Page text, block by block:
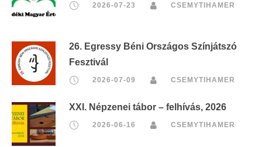
2026-07-23 CSEMYTIHAMER
26. Egressy Béni Országos Színjátszó
Fesztivál
2026-07-09 CSEMYTIHAMER
XXI. Népzenei tábor – felhívás, 2026
2026-06-16 CSEMYTIHAMER